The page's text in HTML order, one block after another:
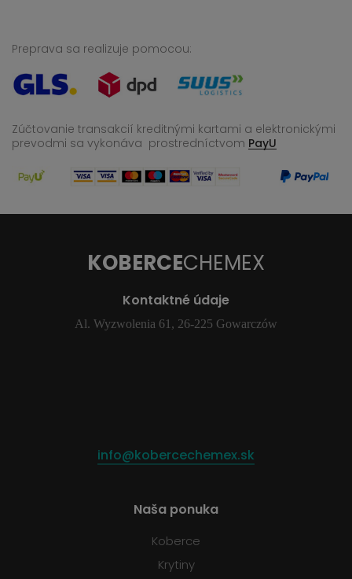
Preprava sa realizuje pomocou:
Zúčtovanie transakcií kreditnými kartami a elektronickými
prevodmi sa vykonáva prostredníctvom PayU
KOBERCECHEMEX
Kontaktné údaje
Al. Wyzwolenia 61, 26-225 Gowarczów
info@kobercechemex.sk
Naša ponuka
Koberce
Krytiny